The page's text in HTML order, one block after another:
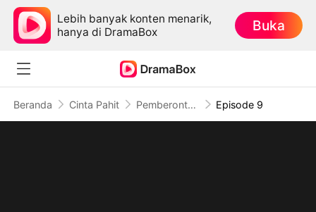
Lebih banyak konten menarik,
hanya di DramaBox
Buka
Beranda Cinta Pahit Pemberontak Belenggu Iblis Episode 9